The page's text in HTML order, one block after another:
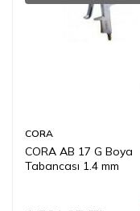
CORA
CORA AB 17 G Boya
Tabancası 1.4 mm